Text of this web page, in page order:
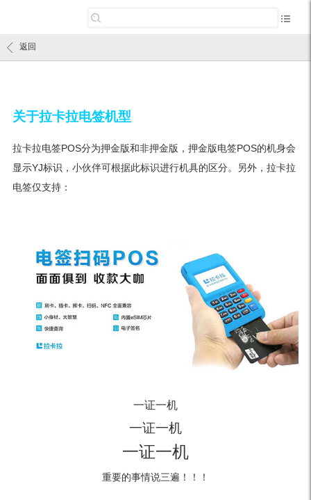
返回
关于拉卡拉电签机型
拉卡拉电签POS分为押金版和非押金版，押金版电签POS的机身会
显示YJ标识，小伙伴可根据此标识进行机具的区分。另外，拉卡拉
电签仅支持：
一证一机
一证一机
一证一机
重要的事情说三遍！！！